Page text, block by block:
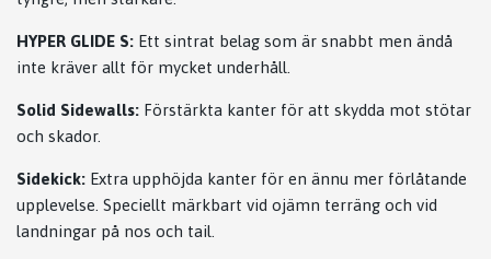
HYPER GLIDE S: Ett sintrat belag som är snabbt men ändå
inte kräver allt för mycket underhåll.
Solid Sidewalls: Förstärkta kanter för att skydda mot stötar
och skador.
Sidekick: Extra upphöjda kanter för en ännu mer förlåtande
upplevelse. Speciellt märkbart vid ojämn terräng och vid
landningar på nos och tail.